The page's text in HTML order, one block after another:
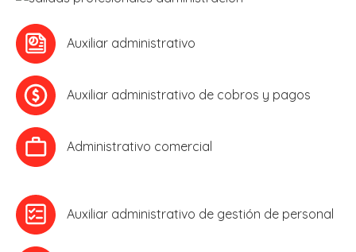
Auxiliar administrativo
Auxiliar administrativo de cobros y pagos
Administrativo comercial
Auxiliar administrativo de gestión de personal